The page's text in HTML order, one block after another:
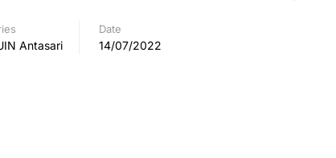
Antasari
Date
14/07/2022